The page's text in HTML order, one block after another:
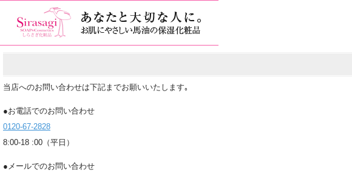
当店へのお問い合わせは下記までお願いいたします｡
●お電話でのお問い合わせ
0120-67-2828
8:00-18 :00（平日）
●メールでのお問い合わせ